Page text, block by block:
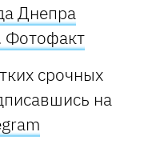
Днепра
Фотофакт
срочных
на